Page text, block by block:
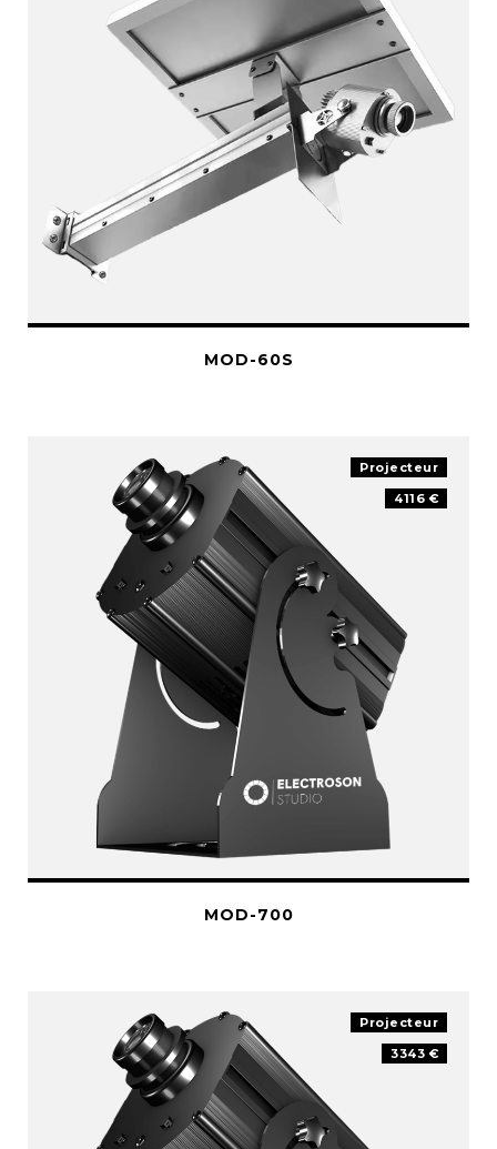
MOD-60S
Projecteur
4116 €
MOD-700
Projecteur
3343 €